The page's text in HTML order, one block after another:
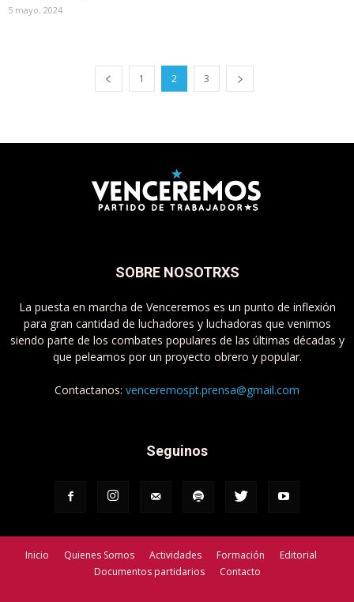
5 mayo, 2024
1 2 3
SOBRE NOSOTRXS
La puesta en marcha de Venceremos es un punto de inflexión
para gran cantidad de luchadores y luchadoras que venimos
siendo parte de los combates populares de las últimas décadas y
que peleamos por un proyecto obrero y popular.
Contactanos: venceremospt.prensa@gmail.com
Seguinos
Inicio Quienes Somos Actividades Formación
Editorial
Documentos partidarios
Contacto